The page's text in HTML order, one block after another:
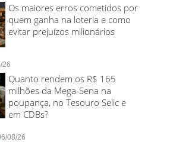
Os maiores erros cometidos por
quem ganha na loteria e como
evitar prejuízos milionários
26
Quanto rendem os R$ 165
milhões da Mega-Sena na
poupança, no Tesouro Selic e
em CDBs?
08/26